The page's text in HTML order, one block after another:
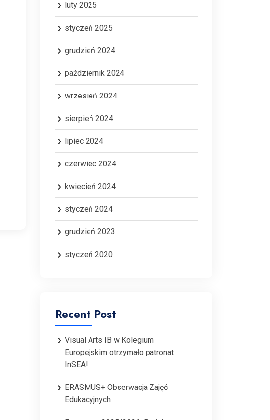
luty 2025
styczeń 2025
grudzień 2024
październik 2024
wrzesień 2024
sierpień 2024
lipiec 2024
czerwiec 2024
kwiecień 2024
styczeń 2024
grudzień 2023
styczeń 2020
Recent Post
Visual Arts IB w Kolegium
Europejskim otrzymało patronat
InSEA!
ERASMUS+ Obserwacja Zajęć
Edukacyjnych